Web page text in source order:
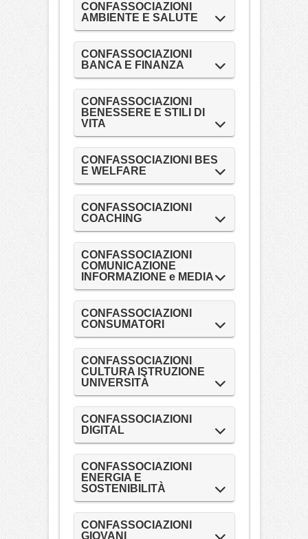
CONFASSOCIAZIONI
AMBIENTE E SALUTE
CONFASSOCIAZIONI
BANCA E FINANZA
CONFASSOCIAZIONI
BENESSERE E STILI DI
VITA
CONFASSOCIAZIONI BES
E WELFARE
CONFASSOCIAZIONI
COACHING
CONFASSOCIAZIONI
COMUNICAZIONE
INFORMAZIONE e MEDIA
CONFASSOCIAZIONI
CONSUMATORI
CONFASSOCIAZIONI
CULTURA ISTRUZIONE
UNIVERSITÀ
CONFASSOCIAZIONI
DIGITAL
CONFASSOCIAZIONI
ENERGIA E
SOSTENIBILITÀ
CONFASSOCIAZIONI
GIOVANI